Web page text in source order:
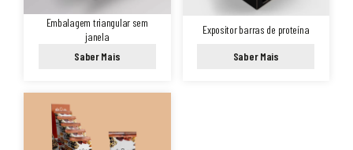
Embalagem triangular sem
janela
Saber Mais
Expositor barras de proteína
Saber Mais